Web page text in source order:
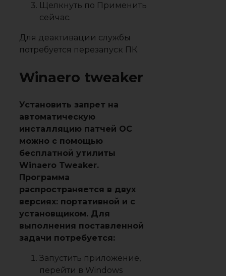
Щелкнуть по Применить
сейчас.
Для деактивации службы
потребуется перезапуск ПК.
Winaero tweaker
Установить запрет на
автоматическую
инсталляцию патчей ОС
можно с помощью
бесплатной утилиты
Winaero Tweaker.
Программа
распространяется в двух
версиях: портативной и с
установщиком. Для
выполнения поставленной
задачи потребуется:
Запустить приложение,
перейти в Windows